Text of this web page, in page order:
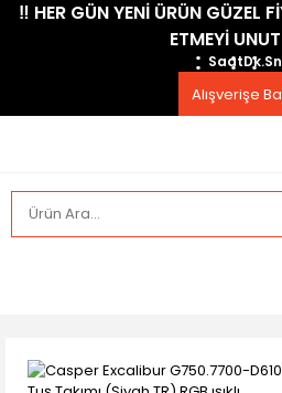
​‼️​ HER GÜN YENİ ÜRÜN GÜZEL
ETMEYİ
SaatDk.
Alışverişe